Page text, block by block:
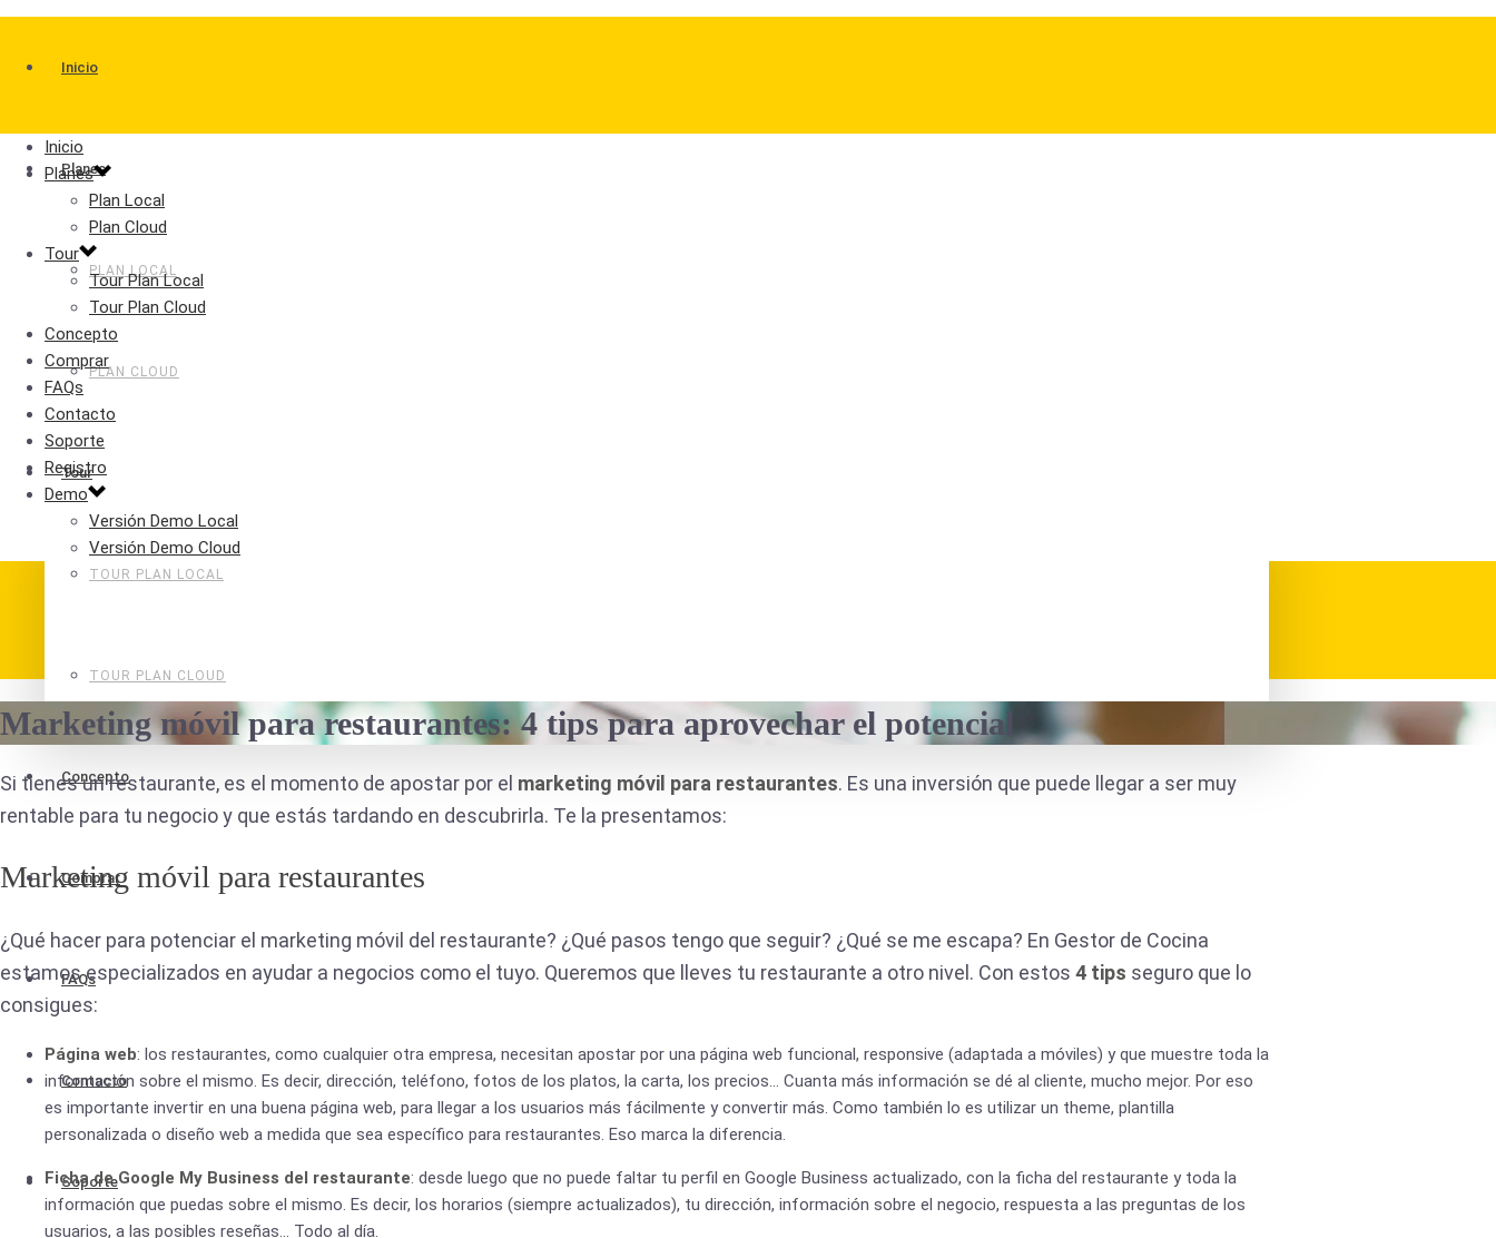
Inicio
Planes
PLAN LOCAL
PLAN CLOUD
Tour
TOUR PLAN LOCAL
TOUR PLAN CLOUD
Concepto
Comprar
FAQs
Contacto
Soporte
Inicio
Planes
Plan Local
Plan Cloud
Tour
Tour Plan Local
Tour Plan Cloud
Concepto
Comprar
FAQs
Contacto
Soporte
Registro
Demo
Versión Demo Local
Versión Demo Cloud
Marketing móvil para restaurantes: 4 tips para aprovechar el potencial
Si tienes un restaurante, es el momento de apostar por el marketing móvil para restaurantes. Es una inversión que puede llegar a ser muy
rentable para tu negocio y que estás tardando en descubrirla. Te la presentamos:
Marketing móvil para restaurantes
¿Qué hacer para potenciar el marketing móvil del restaurante? ¿Qué pasos tengo que seguir? ¿Qué se me escapa? En Gestor de Cocina
estamos especializados en ayudar a negocios como el tuyo. Queremos que lleves tu restaurante a otro nivel. Con estos 4 tips seguro que lo
consigues:
Página web: los restaurantes, como cualquier otra empresa, necesitan apostar por una página web funcional, responsive (adaptada a móviles) y que muestre toda la
información sobre el mismo. Es decir, dirección, teléfono, fotos de los platos, la carta, los precios… Cuanta más información se dé al cliente, mucho mejor. Por eso
es importante invertir en una buena página web, para llegar a los usuarios más fácilmente y convertir más. Como también lo es utilizar un theme, plantilla
personalizada o diseño web a medida que sea específico para restaurantes. Eso marca la diferencia.
Ficha de Google My Business del restaurante: desde luego que no puede faltar tu perfil en Google Business actualizado, con la ficha del restaurante y toda la
información que puedas sobre el mismo. Es decir, los horarios (siempre actualizados), tu dirección, información sobre el negocio, respuesta a las preguntas de los
usuarios, a las posibles reseñas… Todo al día.